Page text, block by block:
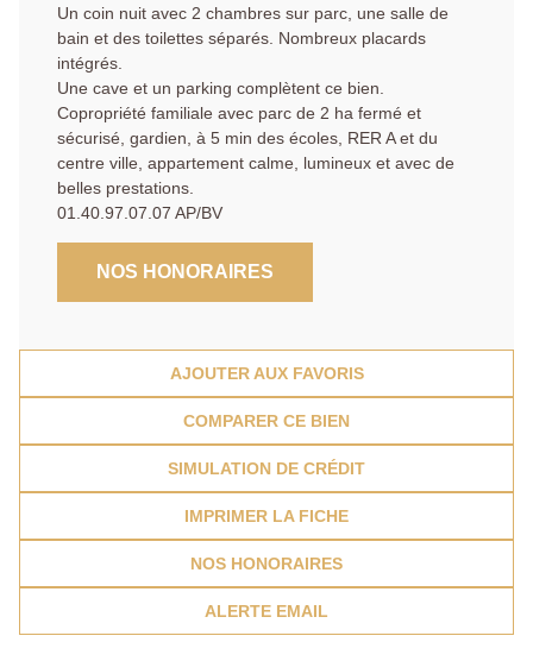
Un coin nuit avec 2 chambres sur parc, une salle de
bain et des toilettes séparés. Nombreux placards
intégrés.
Une cave et un parking complètent ce bien.
Copropriété familiale avec parc de 2 ha fermé et
sécurisé, gardien, à 5 min des écoles, RER A et du
centre ville, appartement calme, lumineux et avec de
belles prestations.
01.40.97.07.07 AP/BV
NOS HONORAIRES
AJOUTER AUX FAVORIS
COMPARER CE BIEN
SIMULATION DE CRÉDIT
IMPRIMER LA FICHE
NOS HONORAIRES
ALERTE EMAIL